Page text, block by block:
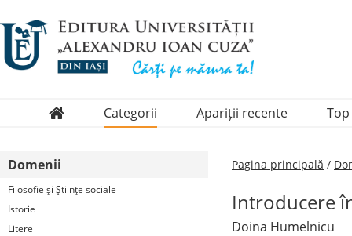
Categorii
Periodice
Apariții recente Top
Domenii
Filosofie şi Ştiinţe sociale
Istorie
Litere
Pagina principală /
Introducere
Doina Humelnicu